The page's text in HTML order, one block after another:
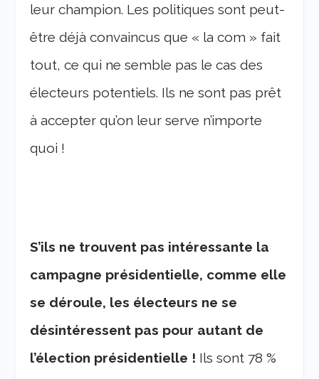
leur champion. Les politiques sont peut-
être déjà convaincus que « la com » fait
tout, ce qui ne semble pas le cas des
électeurs potentiels. Ils ne sont pas prêt
à accepter qu’on leur serve n’importe
quoi !
S’ils ne trouvent pas intéressante la
campagne présidentielle, comme elle
se déroule, les électeurs ne se
désintéressent pas pour autant de
l’élection présidentielle ! Ils sont 78 %